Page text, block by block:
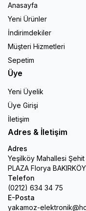
Anasayfa
Yeni Ürünler
İndirimdekiler
Müşteri Hizmetleri
Sepetim
Üye
Yeni Üyelik
Üye Girişi
İletişim
Adres & İletişim
Adres
Yeşilköy Mahallesi
PLAZA Florya
Telefon
(0212) 634 34 75
E-Posta
yakamoz-